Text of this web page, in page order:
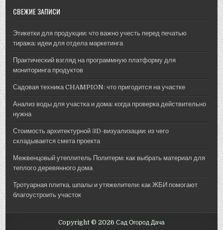
СВЕЖИЕ ЗАПИСИ
Этикетки для продукции: что важно учесть перед печатью
тиража: идеи для отдела маркетинга
Практический взгляд на программную платформу для
мониторинга продуктов
Садовая техника CHAMPION: что пригодится на участке
Анализ воды для участка и дома: когда проверка действительно
нужна
Стоимость архитектурной 3D-визуализации: из чего
складывается смета проекта
Межвенцовый утеплитель Политерм: как выбрать материал для
теплого деревянного дома
Тротуарная плитка, шпалы и утяжелители: как ЖБИ помогают
благоустроить участок
Copyright © 2026 Сад Огород Дача